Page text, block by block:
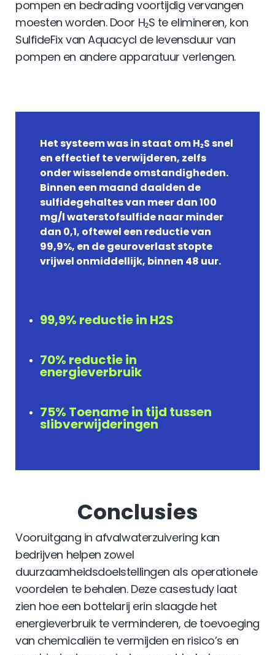
pompen en bedrading voortijdig vervangen
moesten worden. Door H₂S te elimineren, kon
SulfideFix van Aquacycl de levensduur van
pompen en andere apparatuur verlengen.
Het systeem was in staat om H₂S snel
en effectief te verwijderen, zelfs
onder wisselende omstandigheden.
Binnen een maand daalden de
sulfidegehaltes van meer dan 100
mg/l waterstofsulfide naar minder
dan 0,1, oftewel een reductie van
99,9%, en de geuroverlast stopte
vrijwel onmiddellijk, binnen 48 uur.
99,9% reductie in H2S
70% reductie in
energieverbruik
75% Toename in tijd tussen
slibverwijderingen
Conclusies
Vooruitgang in afvalwaterzuivering kan
bedrijven helpen zowel
duurzaamheidsdoelstellingen als operationele
voordelen te behalen. Deze casestudy laat
zien hoe een bottelarij erin slaagde het
energieverbruik te verminderen, de toevoeging
van chemicaliën te vermijden en risico’s en